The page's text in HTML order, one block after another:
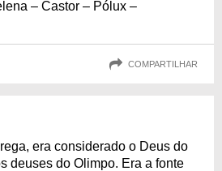
– Castor – Pólux –
COMPARTILHAR
era considerado o Deus do
deuses do Olimpo. Era a fonte